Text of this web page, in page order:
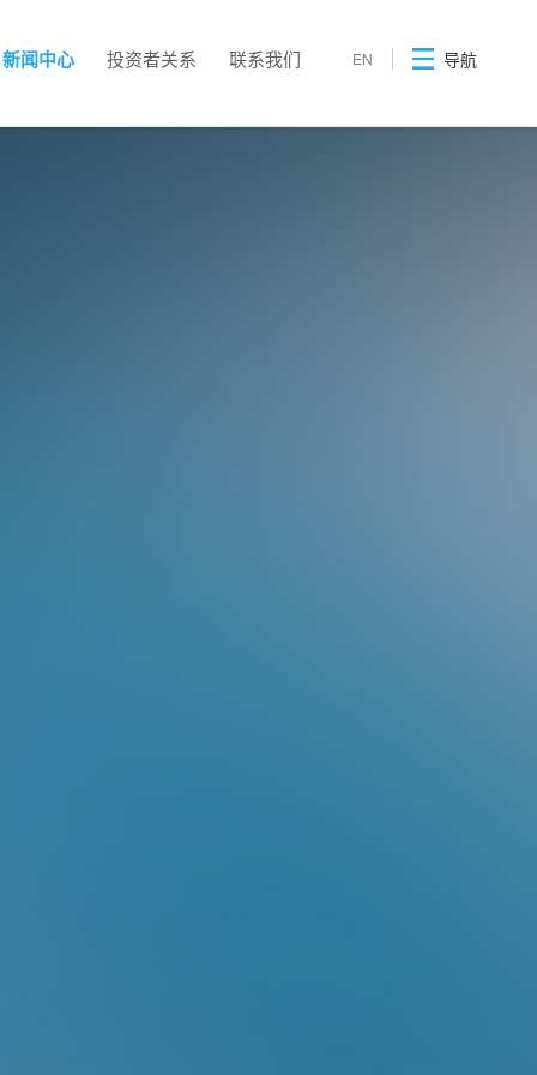
EN 导航
新闻中心 投资者关系 联系我们